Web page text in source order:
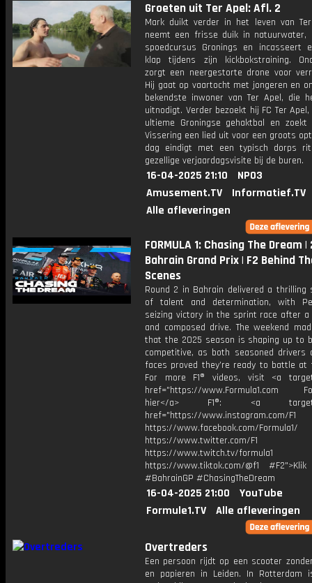
Groeten uit Ter Apel: Afl. 2
Mark duikt verder in het leven van
neemt een frisse duik in natuurwater,
spoedcursus Gronings en incasseert
klap tijdens zijn kickbokstraining.
zorgt een neergestorte drone voor
Hij gaat op vaartocht met jongeren en
bekendste inwoner van Ter Apel, die
uitnodigt. Verder bezoekt hij FC Ter
ultieme Groningse gehaktbal en
Vissering een lied uit voor een groots
dag eindigt met een typisch dorps
gezellige verjaardagsvisite bij de buren.
16-04-2025 21:10
NPO3
Amusement.TV
Informatief.TV
Alle afleveringen
FORMULA 1: Chasing The Dream
Bahrain Grand Prix | F2 Behind
Scenes
Round 2 in Bahrain delivered a thrilling
of talent and determination, with
seizing victory in the sprint race after a
and composed drive. The weekend
that the 2025 season is shaping up to
competitive, as both seasoned drivers
faces proved they’re ready to battle
For more F1® videos, visit <a
href="https://www.Formula1.com
hier</a> F1®: <a
href="https://www.instagram.com/F1
https://www.facebook.com/Formula1/
https://www.twitter.com/F1
https://www.twitch.tv/formula1
https://www.tiktok.com/@f1
#BahrainGP #ChasingTheDream
16-04-2025 21:00
YouTube
Formule1.TV
Alle afleveringen
Overtreders
Een persoon rijdt op een scooter
en papieren in Leiden. In Rotterdam